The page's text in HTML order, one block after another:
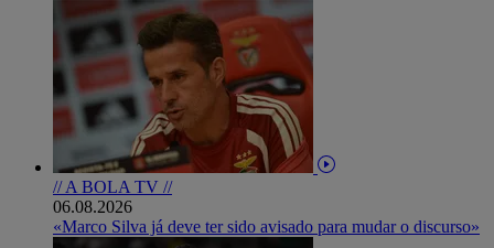
// A BOLA TV //
06.08.2026
«Marco Silva já deve ter sido avisado para mudar o discurso»